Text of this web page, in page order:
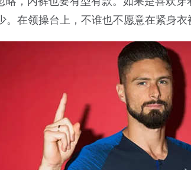
。在领操台上，不谁也不愿意在紧身